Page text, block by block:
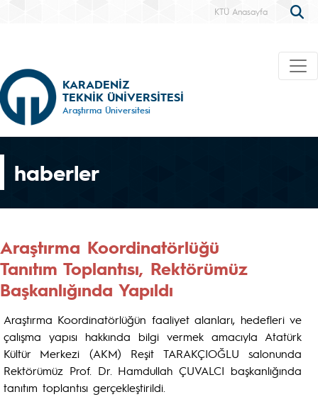
KTÜ Anasayfa
KARADENİZ
TEKNİK ÜNİVERSİTESİ
Araştırma Üniversitesi
haberler
Araştırma Koordinatörlüğü
Tanıtım Toplantısı, Rektörümüz
Başkanlığında Yapıldı
Araştırma Koordinatörlüğün faaliyet alanları, hedefleri ve
çalışma yapısı hakkında bilgi vermek amacıyla Atatürk
Kültür Merkezi (AKM) Reşit TARAKÇIOĞLU salonunda
Rektörümüz Prof. Dr. Hamdullah ÇUVALCI başkanlığında
tanıtım toplantısı gerçekleştirildi.